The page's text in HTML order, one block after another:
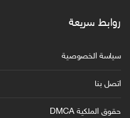
روابط سريعة
سياسة الخصوصية
اتصل بنا
حقوق الملكية DMCA